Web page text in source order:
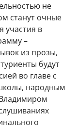
не
станут очные
участия в
–
из прозы,
будут
во главе с
народным